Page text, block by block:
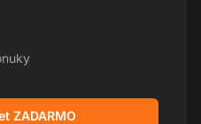
ZADARMO